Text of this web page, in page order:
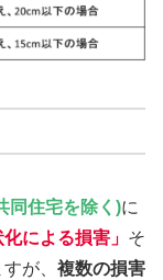
同住宅を除く)に
による損害」 そ
が、 複数の損害